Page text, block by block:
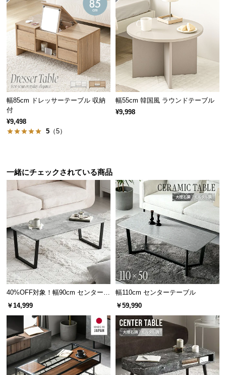
品・
キ
ャ
セ
ル
に
つ
い
保
つ
い
て
会
員
規
約
に
つ
い
て
客
様
サ
幅85cm ドレッサーテーブル 収納
付
¥9,498
5 （5）
幅55cm 韓国風 ラウンドテーブル
¥9,998
一緒にチェックされている商品
40%OFF対象！幅90cm センターテ
ーブル 大理石/モルタル調 スクエ
￥14,999
幅110cm センターテーブル
￥59,990